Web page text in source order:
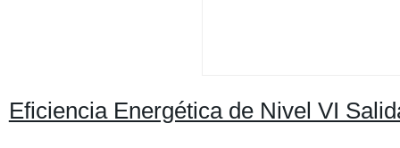
Eficiencia Energética de Nivel VI